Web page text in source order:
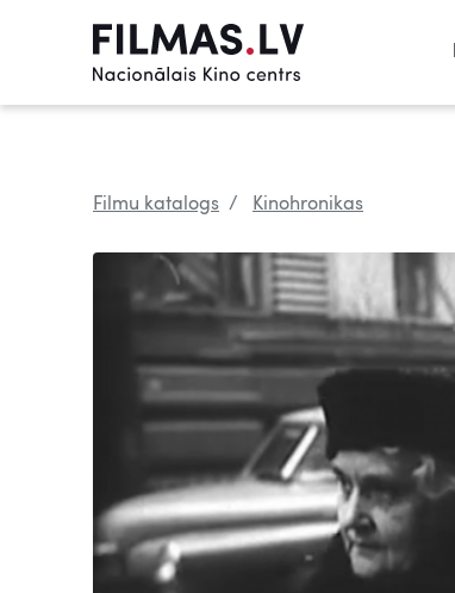
Filmu katalogs Kinohronikas